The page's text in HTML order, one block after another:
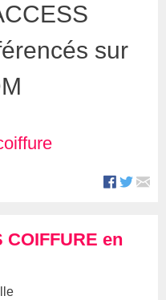
sur
en